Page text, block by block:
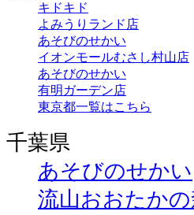
キドキド
よみうりランド店
あそびのせかい
イオンモールむさし村山店
あそびのせかい
有明ガーデン店
東京都一覧はこちら
千葉県
あそびのせかい
流山おおたかの